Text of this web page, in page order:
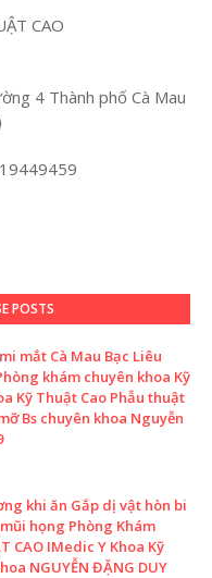
CAO
4 Thành phố Cà Mau
POSTS
mắt Cà Mau Bạc Liêu
khám chuyên khoa Kỹ
Kỹ Thuật Cao Phẫu thuật
Bs chuyên khoa Nguyễn
khi ăn Gắp dị vật hòn bi
họng Phòng Khám
CAO IMedic Y Khoa Kỹ
NGUYỄN ĐẶNG DUY